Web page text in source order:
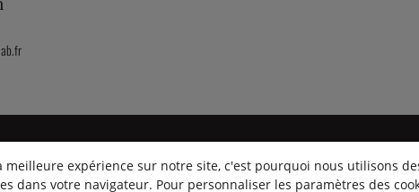
meilleure expérience sur notre site, c'est pourquoi nous utilisons
dans votre navigateur. Pour personnaliser les paramètres des